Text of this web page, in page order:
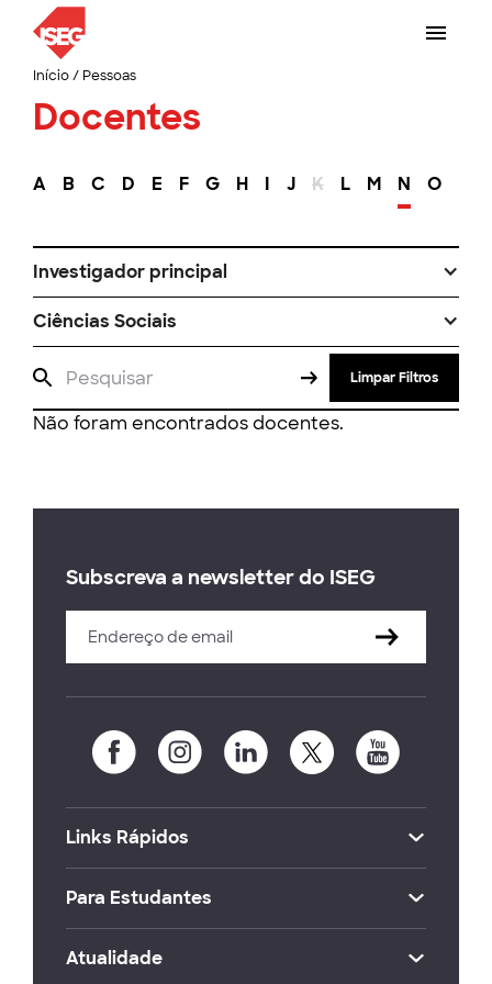
Início/ Pessoas
Docentes
A B C D E F G H I J K L M N O
Investigador principal
Ciências Sociais
Limpar Filtros
Não foram encontrados docentes.
Subscreva a newsletter do ISEG
Links Rápidos
Para Estudantes
Atualidade